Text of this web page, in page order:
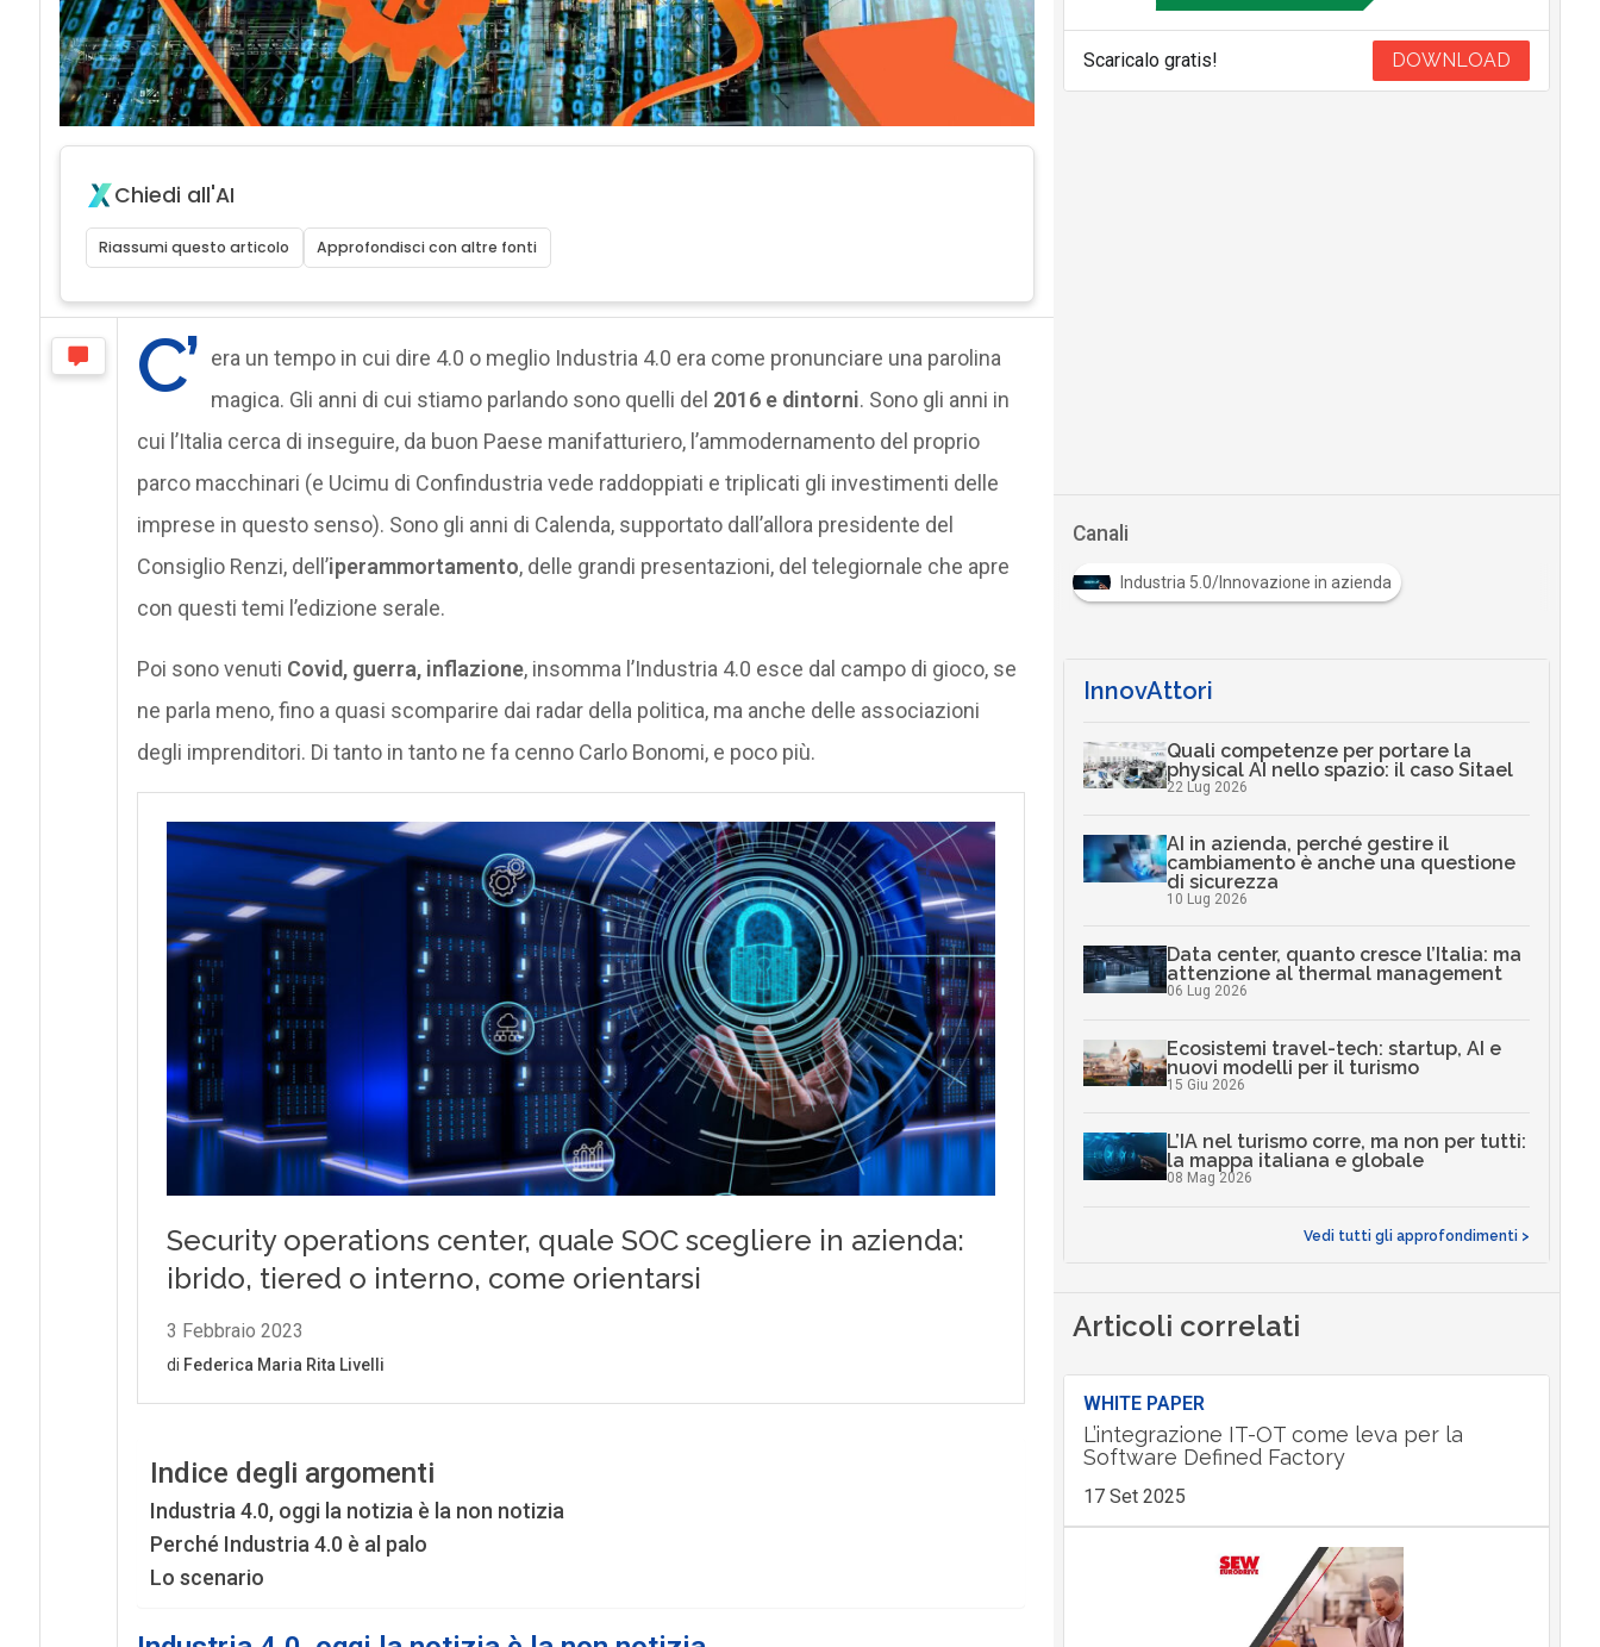
Chiedi all'AI
Riassumi questo articolo Approfondisci con altre fonti
C’ era un tempo in cui dire 4.0 o meglio Industria 4.0 era come pronunciare una parolina
magica. Gli anni di cui stiamo parlando sono quelli del 2016 e dintorni. Sono gli anni in
cui l’Italia cerca di inseguire, da buon Paese manifatturiero, l’ammodernamento del proprio
parco macchinari (e Ucimu di Confindustria vede raddoppiati e triplicati gli investimenti delle
imprese in questo senso). Sono gli anni di Calenda, supportato dall’allora presidente del
Consiglio Renzi, dell’iperammortamento, delle grandi presentazioni, del telegiornale che apre
con questi temi l’edizione serale.
Poi sono venuti Covid, guerra, inflazione, insomma l’Industria 4.0 esce dal campo di gioco, se
ne parla meno, fino a quasi scomparire dai radar della politica, ma anche delle associazioni
degli imprenditori. Di tanto in tanto ne fa cenno Carlo Bonomi, e poco più.
Indice degli argomenti
Industria 4.0, oggi la notizia è la non notizia
Perché Industria 4.0 è al palo
Lo scenario
Scaricalo gratis! DOWNLOAD
Canali
Industria 5.0/Innovazione in azienda
InnovAttori
Quali competenze per portare la
physical AI nello spazio: il caso Sitael
22 Lug 2026
AI in azienda, perché gestire il
cambiamento è anche una questione
di sicurezza
10 Lug 2026
Data center, quanto cresce l’Italia: ma
attenzione al thermal management
06 Lug 2026
Ecosistemi travel-tech: startup, AI e
nuovi modelli per il turismo
15 Giu 2026
L’IA nel turismo corre, ma non per tutti:
la mappa italiana e globale
08 Mag 2026
Vedi tutti gli approfondimenti >
Articoli correlati
WHITE PAPER
L’integrazione IT-OT come leva per la
Software Defined Factory
17 Set 2025